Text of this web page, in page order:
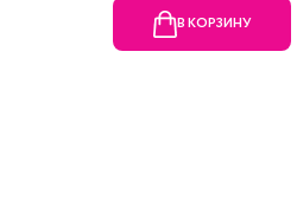
В КОРЗИНУ